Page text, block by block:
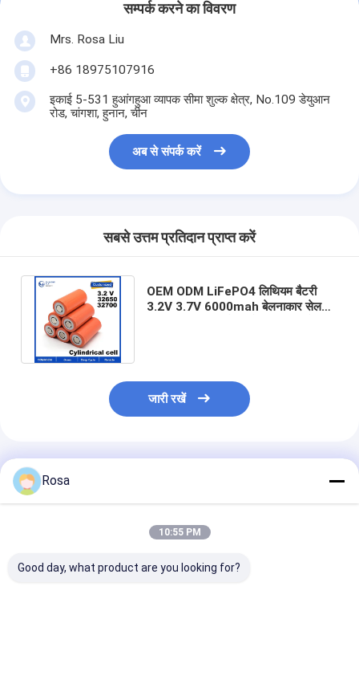
सम्पर्क करने का विवरण
Mrs. Rosa Liu
+86 18975107916
इकाई 5-531 हुआंगहुआ व्यापक सीमा शुल्क क्षेत्र, No.109 डेयुआन
रोड, चांगशा, हुनान, चीन
अब से संपर्क करें
सबसे उत्तम प्रतिदान प्राप्त करें
OEM ODM LiFePO4 लिथियम बैटरी
3.2V 3.7V 6000mah बेलनाकार सेल
जारी रखें
अनुशंसित उत्पाद
Rosa
10:55 PM
Good day, what product are you looking for?